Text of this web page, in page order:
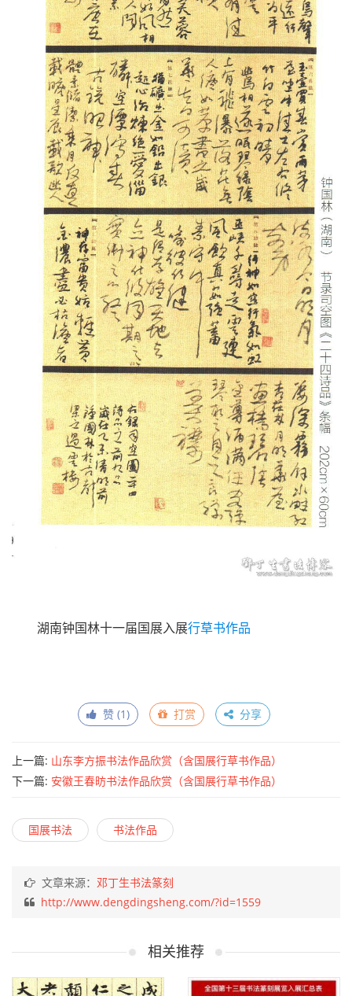
湖南钟国林十一届国展入展行草书作品
赞 (1) 打赏 分享
上一篇: 山东李方振书法作品欣赏（含国展行草书作品）
下一篇: 安徽王春昉书法作品欣赏（含国展行草书作品）
国展书法 书法作品
文章来源： 邓丁生书法篆刻
http://www.dengdingsheng.com/?id=1559
相关推荐